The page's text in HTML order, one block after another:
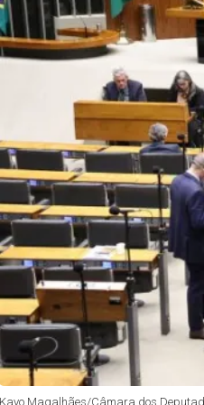
Kayo Magalhães/Câmara dos